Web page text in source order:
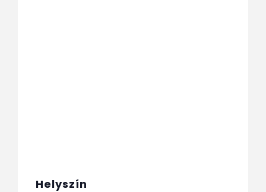
Helyszín